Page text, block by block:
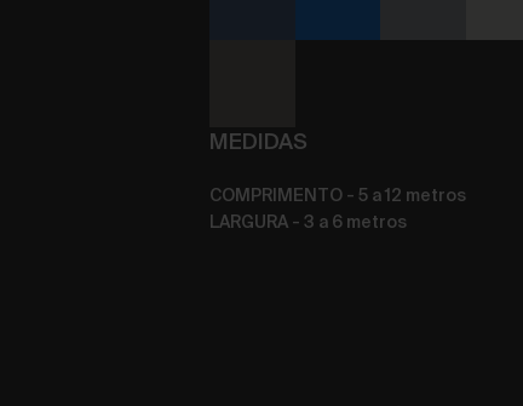
MEDIDAS
COMPRIMENTO - 5 a 12 metros
LARGURA - 3 a 6 metros